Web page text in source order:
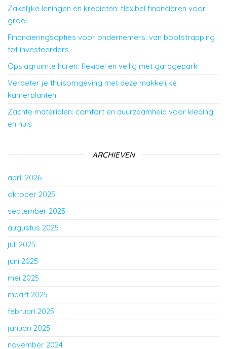
Zakelijke leningen en kredieten: flexibel financieren voor
groei
Financieringsopties voor ondernemers: van bootstrapping
tot investeerders
Opslagruimte huren: flexibel en veilig met garagepark
Verbeter je thuisomgeving met deze makkelijke
kamerplanten
Zachte materialen: comfort en duurzaamheid voor kleding
en huis
ARCHIEVEN
april 2026
oktober 2025
september 2025
augustus 2025
juli 2025
juni 2025
mei 2025
maart 2025
februari 2025
januari 2025
november 2024